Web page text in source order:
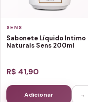
SENS
Sabonete Líquido Intimo
Naturals Sens 200ml
R$ 41,90
Adicionar →